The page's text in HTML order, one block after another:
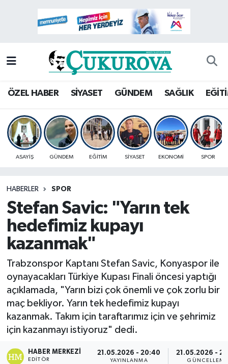
ÖZEL HABER SİYASET GÜNDEM SAĞLIK
ASAYİŞ GÜNDEM EĞİTİM SİYASET EKONOMİ SPOR
HABERLER SPOR
Stefan Savic: "Yarın tek
hedefimiz kupayı
kazanmak"
Trabzonspor Kaptanı Stefan Savic, Konyaspor ile
oynayacakları Türkiye Kupası Finali öncesi yaptığı
açıklamada, "Yarın bizi çok önemli ve çok zorlu bir
maç bekliyor. Yarın tek hedefimiz kupayı
kazanmak. Takım için taraftarımız için ve şehrimiz
için kazanmayı istiyoruz" dedi.
HABER MERKEZI
EDITÖR
21.05.2026 - 20:40
YAYINLANMA
21.05.2026 -
GÜNCELLEME
Mersin Hava Durumu
Mersin Namaz Vakitleri
Mersin Trafik Yoğunluk Haritası
Süper Lig Puan Durumu ve Fikstür
Haber Arşivi